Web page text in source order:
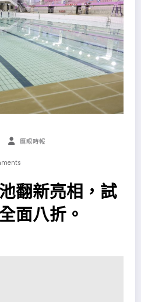
鷹眼時報
翻新亮相，試
面八折。